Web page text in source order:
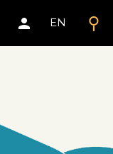
search
person EN